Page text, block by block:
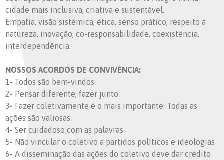
cidade mais inclusiva, criativa e sustentável.
Empatia, visão sistêmica, ética, senso prático, respeito à
natureza, inovação, co-responsabilidade, coexistência,
interdependência.
NOSSOS ACORDOS DE CONVIVÊNCIA:
1- Todos são bem-vindos
2- Pensar diferente, fazer junto.
3- Fazer coletivamente é o mais importante. Todas as
ações são valiosas.
4- Ser cuidadoso com as palavras
5- Não vincular o coletivo a partidos políticos e ideologias
6- A disseminação das ações do coletivo deve dar crédito